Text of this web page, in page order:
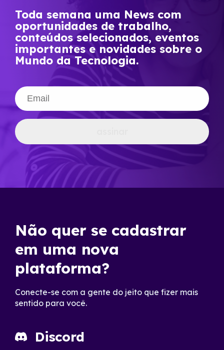
Toda semana uma News com
oportunidades de trabalho,
conteúdos selecionados, eventos
importantes e novidades sobre o
Mundo da Tecnologia.
Não quer se cadastrar
em uma nova
plataforma?
Conecte-se com a gente do jeito que fizer mais
sentido para você.
Discord